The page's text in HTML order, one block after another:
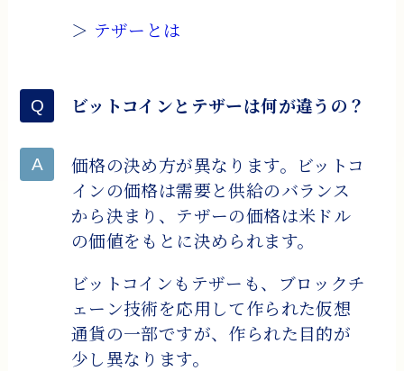
＞ テザーとは
ビットコインとテザーは何が違うの？
価格の決め方が異なります。ビットコ
インの価格は需要と供給のバランス
から決まり、テザーの価格は米ドル
の価値をもとに決められます。
ビットコインもテザーも、ブロックチ
ェーン技術を応用して作られた仮想
通貨の一部ですが、作られた目的が
少し異なります。